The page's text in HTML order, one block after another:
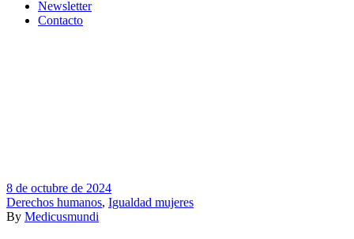
Newsletter
Contacto
8 de octubre de 2024
Derechos humanos, Igualdad mujeres
By Medicusmundi